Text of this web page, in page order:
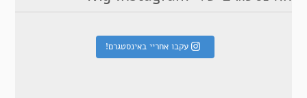
עקבו אחריי באינסטגרם!